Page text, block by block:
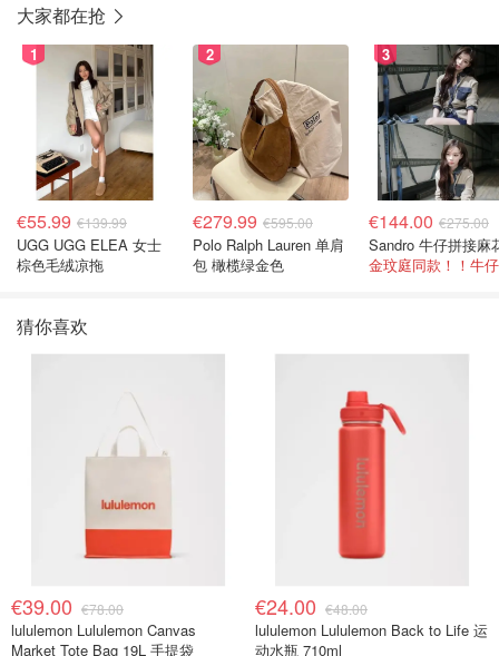
大家都在抢
1
€55.99 €139.99
UGG UGG ELEA 女士
棕色毛绒凉拖
2
€279.99 €595.00
Polo Ralph Lauren 单肩
包 橄榄绿金色
3
€144.00 €275.00
猜你喜欢
€39.00 €78.00
lululemon Lululemon Canvas
Market Tote Bag 19L 手提袋
€24.00 €48.00
lululemon Lululemon Back to Life 运
动水瓶 710ml